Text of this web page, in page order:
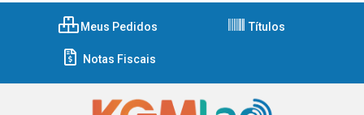
Meus Pedidos Títulos
Notas Fiscais